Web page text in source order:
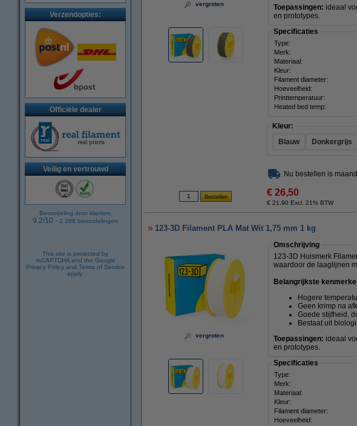
Verzendopties:
Officiële dealer
Veilig en vertrouwd
Beoordeling door klanten:
9.2/10 - 2.288 beoordelingen
This site is protected by
reCAPTCHA and the Google
Privacy Policy and Terms of Service
apply.
vergroten
Toepassingen: ideaal
en prototypes.
Specificaties
Type:
Merk:
Materiaal:
Kleur:
Filament diameter:
Hoeveelheid:
Printtemperatuur:
Heated bed temp:
Kleur:
Blauw
Donkergrijs
Nu bestellen is
€ 26,50
€ 21,90 Excl. 21% BTW
123-3D Filament PLA Mat Wit 1,75 mm 1 kg
vergroten
Omschrijving
123-3D Huismerk
waardoor de laaglijnen
Belangrijkste
Hogere
Geen krimp na
Goede stijfheid,
Bestaat uit
Toepassingen: ideaal
en prototypes.
Specificaties
Type:
Merk:
Materiaal:
Kleur:
Filament diameter:
Hoeveelheid: